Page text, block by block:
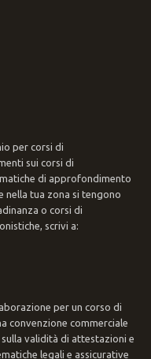
per corsi di
sui corsi di
di approfondimento
nella tua zona si tengono
o corsi di
scrivi a:
per un corso di
convenzione commerciale
validità di attestazioni e
legali e assicurative